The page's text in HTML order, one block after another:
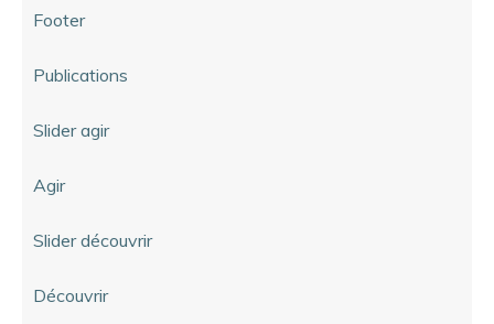
Footer
Publications
Slider agir
Agir
Slider découvrir
Découvrir